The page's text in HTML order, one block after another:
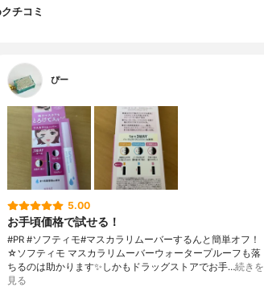
チコミ
ぴー
5.00
お手頃価格で試せる！
#PR #ソフティモ#マスカラリムーバーするんと簡単オフ！
☆ソフティモ マスカラリムーバーウォータープルーフも落
ちるのは助かります✨️しかもドラッグストアでお手…続きを
見る